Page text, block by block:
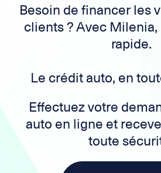
Besoin de financer les
clients ? Avec Milenia,
rapide.
Le crédit auto, en
Effectuez votre
auto en ligne et
toute